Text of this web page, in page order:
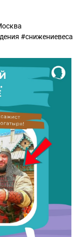
#снижениевеса